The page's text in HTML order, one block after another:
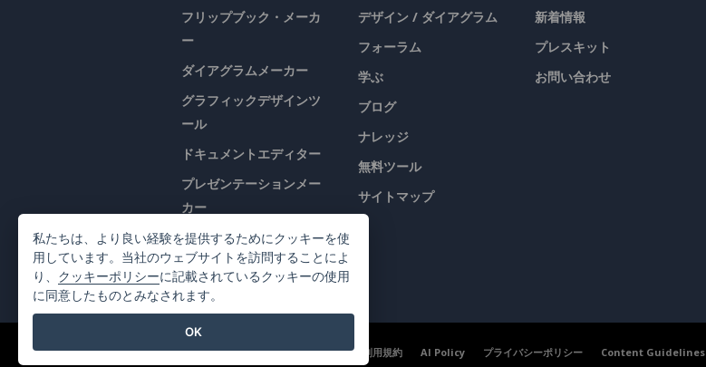
フリップブック・メーカ
ー
ダイアグラムメーカー
グラフィックデザインツ
ール
ドキュメントエディター
プレゼンテーションメー
カー
表計算エディター
価格
デザイン / ダイアグラム
フォーラム
学ぶ
ブログ
ナレッジ
無料ツール
サイトマップ
新着情報
プレスキット
お問い合わせ
©2026 by Visual Paradigm. 全ての権利を有する 利用規約 AI Policy プライバシーポリシー Content Guidelines
私たちは、より良い経験を提供するためにクッキーを使
用しています。当社のウェブサイトを訪問することによ
り、 クッキーポリシーに記載されているクッキーの使用
に同意したものとみなされます。
OK